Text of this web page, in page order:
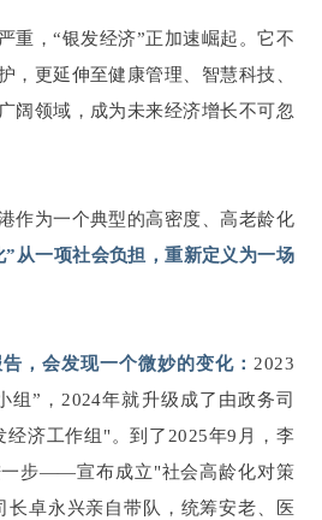
重，“银发经济”正加速崛起。它不
，更延伸至健康管理、智慧科技、
阔领域，成为未来经济增长不可忽
作为一个典型的高密度、高老龄化
”从一项社会负担，重新定义为一场
，会发现一个微妙的变化：2023
组”，2024年就升级成了由政务司
经济工作组"。到了2025年9月，李
一步——宣布成立"社会高龄化对策
长卓永兴亲自带队，统筹安老、医